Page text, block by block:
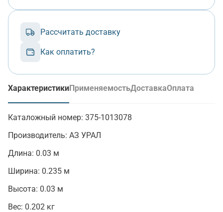
Рассчитать доставку
Как оплатить?
Характеристики
(активная вкладка)
ПрименяемостьДоставкаОплата
Каталожный номер: 375-1013078
Производитель: АЗ УРАЛ
Длина: 0.03 м
Ширина: 0.235 м
Высота: 0.03 м
Вес: 0.202 кг